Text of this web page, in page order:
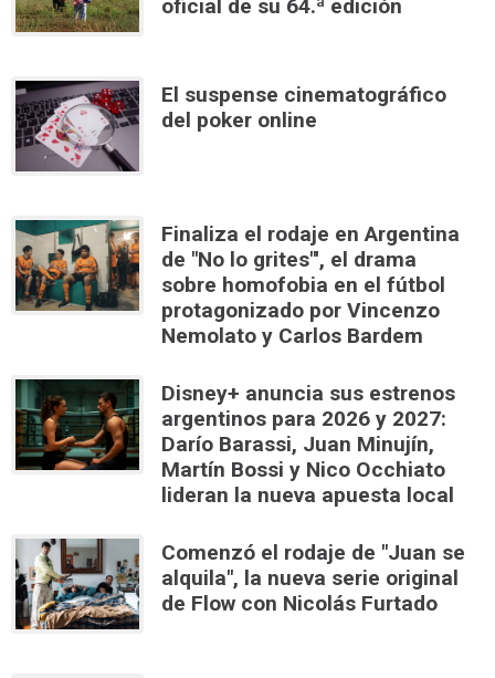
oficial de su 64.ª edición
El suspense cinematográfico
del poker online
Finaliza el rodaje en Argentina
de "No lo grites"', el drama
sobre homofobia en el fútbol
protagonizado por Vincenzo
Nemolato y Carlos Bardem
Disney+ anuncia sus estrenos
argentinos para 2026 y 2027:
Darío Barassi, Juan Minujín,
Martín Bossi y Nico Occhiato
lideran la nueva apuesta local
Comenzó el rodaje de "Juan se
alquila", la nueva serie original
de Flow con Nicolás Furtado